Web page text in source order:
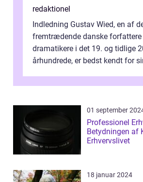
redaktionel
Indledning Gustav Wied, en af
fremtrædende danske forfattere
dramatikere i det 19. og tidlige
århundrede, er bedst kendt for
af...
01 september
Professionel
Betydningen af
Erhvervslivet
18 januar 2024